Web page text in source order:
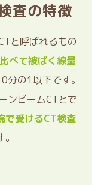
査の特徴
と呼ばれるもの
べて被ばく線量
分の1以下です。
ンビームCTとで
で受けるCT検査